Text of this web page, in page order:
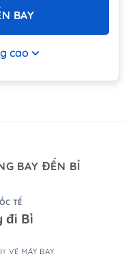
BAY
cao
BAY ĐẾN BỈ
TẾ
đi Bỉ
VÉ MÁY BAY